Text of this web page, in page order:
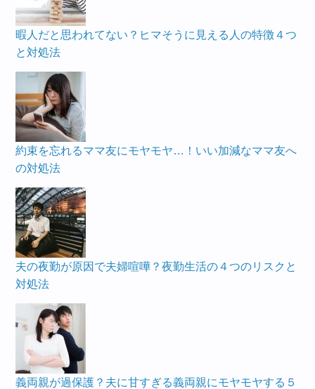
暇人だと思われてない？ヒマそうに見える人の特徴４つ
と対処法
約束を忘れるママ友にモヤモヤ…！いい加減なママ友へ
の対処法
夫の夜勤が原因で夫婦喧嘩？夜勤生活の４つのリスクと
対処法
義両親が過保護？夫に甘すぎる義両親にモヤモヤする５